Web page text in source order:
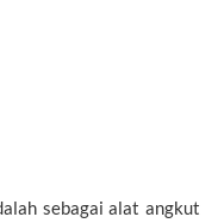
sebagai alat angkut